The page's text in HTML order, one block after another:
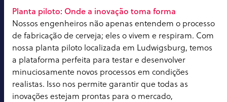
Planta piloto: Onde a inovação toma forma
Nossos engenheiros não apenas entendem o processo
de fabricação de cerveja; eles o vivem e respiram. Com
nossa planta piloto localizada em Ludwigsburg, temos
a plataforma perfeita para testar e desenvolver
minuciosamente novos processos em condições
realistas. Isso nos permite garantir que todas as
inovações estejam prontas para o mercado,